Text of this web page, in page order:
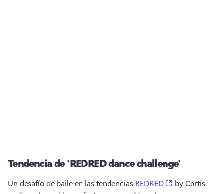
Tendencia de 'REDRED dance challenge'
Un desafío de baile en las tendencias REDRED (opens in a
by Cortis